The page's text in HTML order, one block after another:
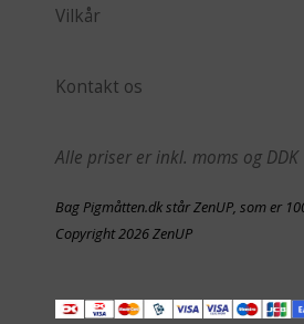
Vilkår
Kontakt os
Alle priser er inkl. moms og DDK
Bag Pigmåtten.dk står ZenUP, som er
Copyright 2026 ZenUP